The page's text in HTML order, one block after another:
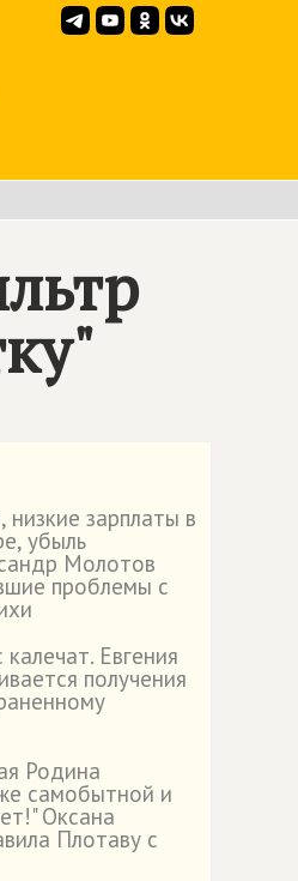
зарплаты в
убыль
Молотов
проблемы с
Евгения
получения
Родина
самобытной и
Оксана
Плотаву с